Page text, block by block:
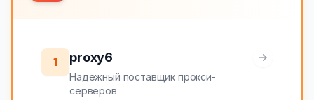
1 proxy6
Надежный поставщик прокси-
серверов